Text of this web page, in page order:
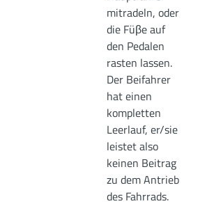
mitradeln, oder
die Füβe auf
den Pedalen
rasten lassen.
Der Beifahrer
hat einen
kompletten
Leerlauf, er/sie
leistet also
keinen Beitrag
zu dem Antrieb
des Fahrrads.